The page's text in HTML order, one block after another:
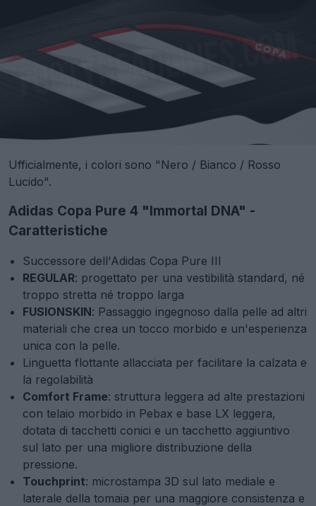
Ufficialmente, i colori sono "Nero / Bianco / Rosso
Lucido".
Adidas Copa Pure 4 "Immortal DNA" -
Caratteristiche
Successore dell'Adidas Copa Pure III
REGULAR: progettato per una vestibilità standard, né
troppo stretta né troppo larga
FUSIONSKIN: Passaggio ingegnoso dalla pelle ad altri
materiali che crea un tocco morbido e un'esperienza
unica con la pelle.
Linguetta flottante allacciata per facilitare la calzata e
la regolabilità
Comfort Frame: struttura leggera ad alte prestazioni
con telaio morbido in Pebax e base LX leggera,
dotata di tacchetti conici e un tacchetto aggiuntivo
sul lato per una migliore distribuzione della
pressione.
Touchprint: microstampa 3D sul lato mediale e
laterale della tomaia per una maggiore consistenza e